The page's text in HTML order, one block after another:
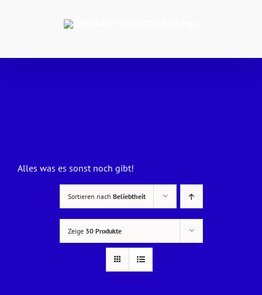
Alles was es sonst noch gibt!
Sortieren nach Beliebtheit
Zeige 30 Produkte